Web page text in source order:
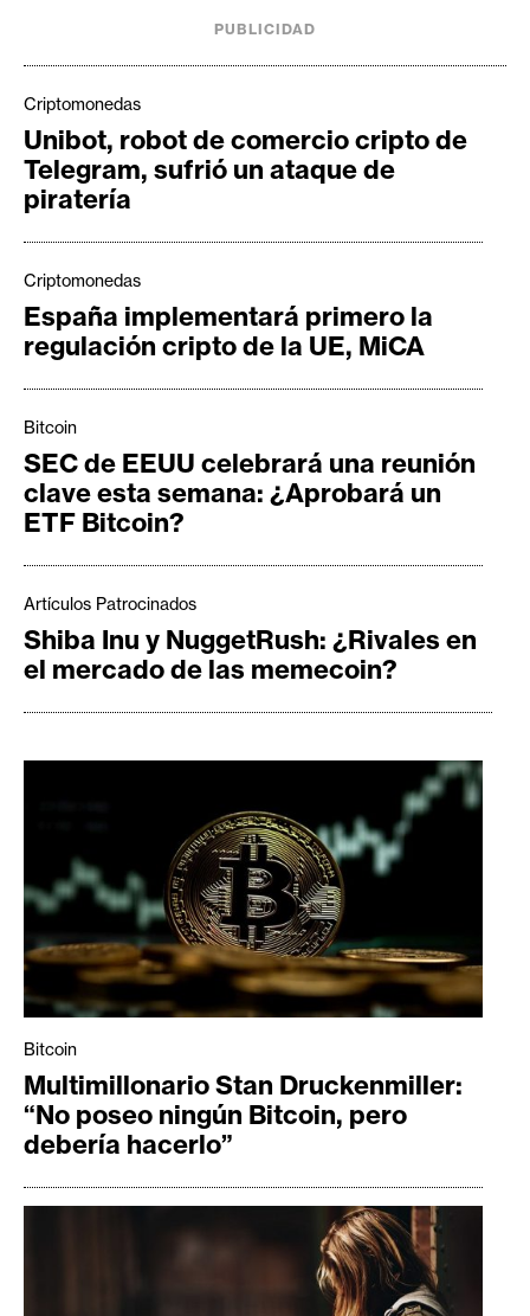
PUBLICIDAD
Criptomonedas
Unibot, robot de comercio cripto de
Telegram, sufrió un ataque de
piratería
Criptomonedas
España implementará primero la
regulación cripto de la UE, MiCA
Bitcoin
SEC de EEUU celebrará una reunión
clave esta semana: ¿Aprobará un
ETF Bitcoin?
Artículos Patrocinados
Shiba Inu y NuggetRush: ¿Rivales en
el mercado de las memecoin?
Bitcoin
Multimillonario Stan Druckenmiller:
“No poseo ningún Bitcoin, pero
debería hacerlo”